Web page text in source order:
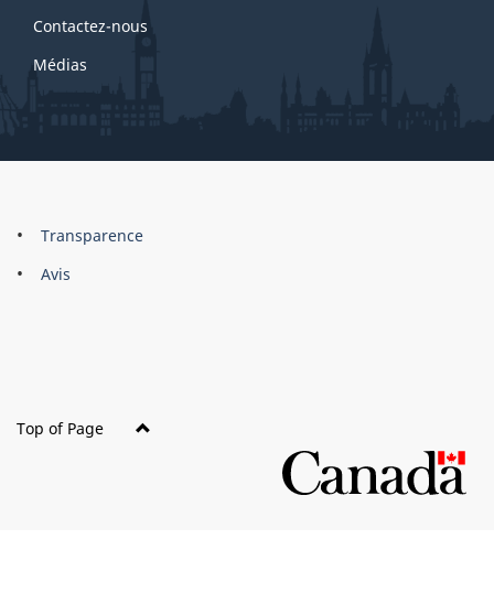
Contactez-nous
Médias
About
this
Brand
Transparence
Avis
Top of Page